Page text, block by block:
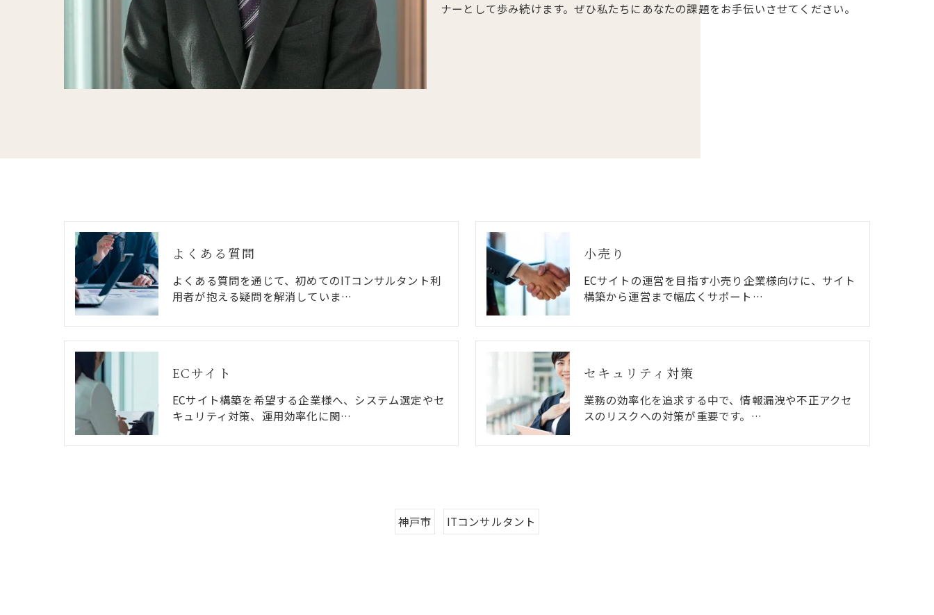
ナーとして歩み続けます。ぜひ私たちにあなたの課題をお手伝いさせてください。
よくある質問
よくある質問を通じて、初めてのITコンサルタント利
用者が抱える疑問を解消していま…
小売り
ECサイトの運営を目指す小売り企業様向けに、サイト
構築から運営まで幅広くサポート…
ECサイト
ECサイト構築を希望する企業様へ、システム選定やセ
キュリティ対策、運用効率化に関…
セキュリティ対策
業務の効率化を追求する中で、情報漏洩や不正アクセ
スのリスクへの対策が重要です。…
神戸市 ITコンサルタント